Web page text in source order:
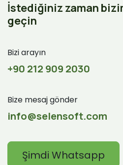
İstediğiniz zaman
geçin
Bizi arayın
+90 212 909 2030
Bize mesaj gönder
info@selensoft.com
Şimdi Whatsapp